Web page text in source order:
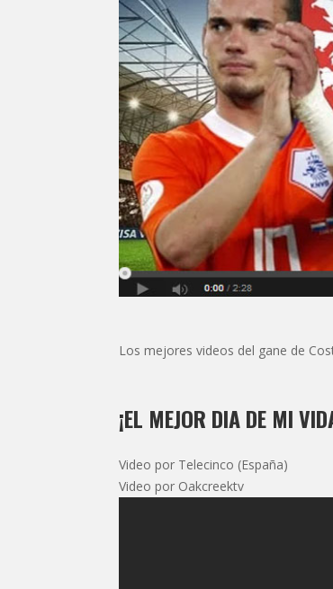
Los mejores videos del gane de
¡EL MEJOR DIA DE MI
Video por Telecinco (España)
Video por Oakcreektv